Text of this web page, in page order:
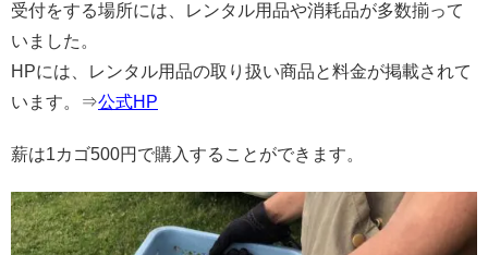
受付をする場所には、レンタル用品や消耗品が多数揃って
いました。
HPには、レンタル用品の取り扱い商品と料金が掲載されて
います。⇒公式HP
薪は1カゴ500円で購入することができます。